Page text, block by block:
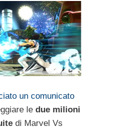
un comunicato
le due milioni
di Marvel Vs